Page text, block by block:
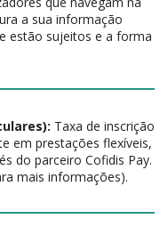
a sua informação
estão sujeitos e a forma
Taxa de inscrição
em prestações flexíveis,
do parceiro Cofidis Pay.
mais informações).